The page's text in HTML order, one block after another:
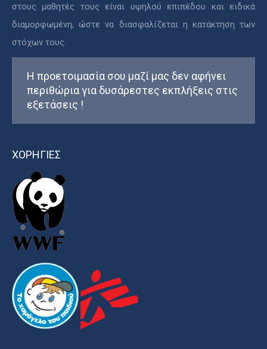
στους μαθητές τους είναι υψηλού επιπέδου και ειδικά
διαμορφωμένη, ώστε να διασφαλίζεται η κατάκτηση των
στόχων τους.
Η προετοιμασία σου μαζί μας δεν αφήνει
περιθώρια για δυσάρεστες εκπλήξεις στις
εξετάσεις !
ΧΟΡΗΓΙΕΣ